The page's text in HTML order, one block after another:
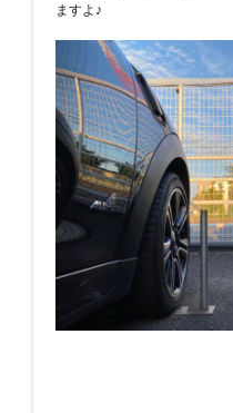
ますよ♪